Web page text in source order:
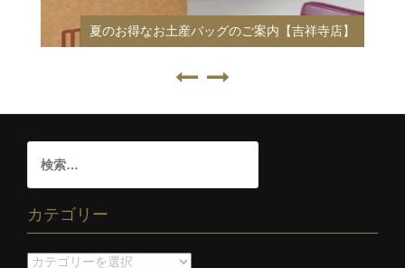
梅田の財布専門店 mic KITTE大阪店をご紹介！
【KITTE大阪店】
カテゴリー